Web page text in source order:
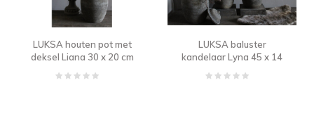
LUKSA houten pot met
deksel Liana 30 x 20 cm
LUKSA baluster
kandelaar Lyna 45 x 14